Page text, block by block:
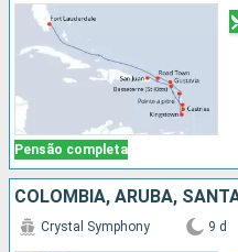
Pensão completa
Crystal Symphony 9 d